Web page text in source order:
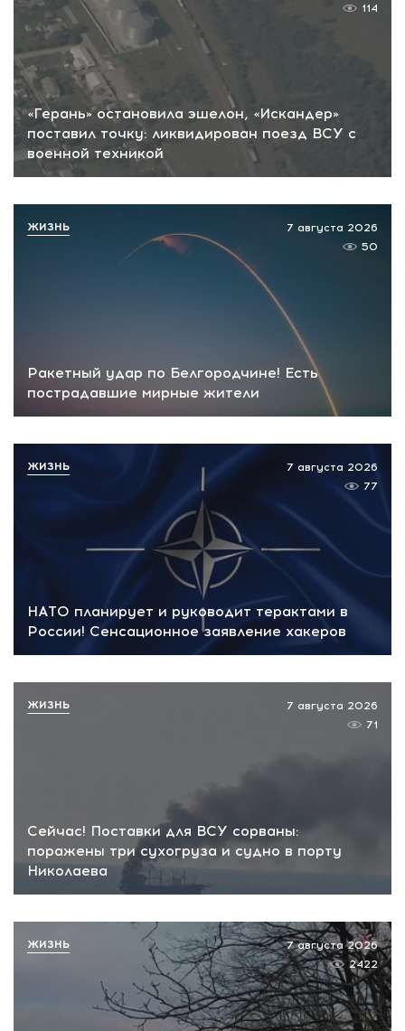
«Герань» остановила эшелон, «Искандер»
поставил точку: ликвидирован поезд ВСУ с
военной техникой
114
Ракетный удар по Белгородчине! Есть
пострадавшие мирные жители
7 августа 2026
50
ЖИЗНЬ
НАТО планирует и руководит терактами в
России! Сенсационное заявление хакеров
7 августа 2026
77
ЖИЗНЬ
Сейчас! Поставки для ВСУ сорваны:
поражены три сухогруза и судно в порту
Николаева
7 августа 2026
71
ЖИЗНЬ
7 августа 2026
2422
ЖИЗНЬ